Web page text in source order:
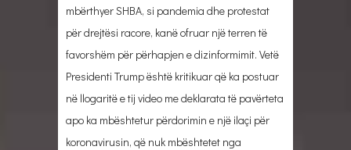
mbërthyer SHBA, si pandemia dhe protestat
për drejtësi racore, kanë ofruar një terren të
favorshëm për përhapjen e dizinformimit. Vetë
Presidenti Trump është kritikuar që ka postuar
në llogaritë e tij video me deklarata të pavërteta
apo ka mbështetur përdorimin e një ilaçi për
koronavirusin, që nuk mbështetet nga